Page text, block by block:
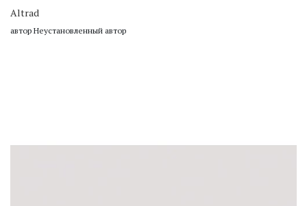
Altrad
автор Неустановленный автор